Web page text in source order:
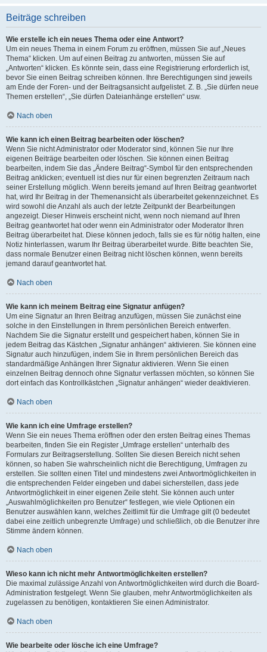
Beiträge schreiben
Wie erstelle ich ein neues Thema oder eine Antwort?
Um ein neues Thema in einem Forum zu eröffnen, müssen Sie auf „Neues
Thema“ klicken. Um auf einen Beitrag zu antworten, müssen Sie auf
„Antworten“ klicken. Es könnte sein, dass eine Registrierung erforderlich ist,
bevor Sie einen Beitrag schreiben können. Ihre Berechtigungen sind jeweils
am Ende der Foren- und der Beitragsansicht aufgelistet. Z. B. „Sie dürfen neue
Themen erstellen“, „Sie dürfen Dateianhänge erstellen“ usw.
Nach oben
Wie kann ich einen Beitrag bearbeiten oder löschen?
Wenn Sie nicht Administrator oder Moderator sind, können Sie nur Ihre
eigenen Beiträge bearbeiten oder löschen. Sie können einen Beitrag
bearbeiten, indem Sie das „Ändere Beitrag“-Symbol für den entsprechenden
Beitrag anklicken; eventuell ist dies nur für einen begrenzten Zeitraum nach
seiner Erstellung möglich. Wenn bereits jemand auf Ihren Beitrag geantwortet
hat, wird Ihr Beitrag in der Themenansicht als überarbeitet gekennzeichnet. Es
wird sowohl die Anzahl als auch der letzte Zeitpunkt der Bearbeitungen
angezeigt. Dieser Hinweis erscheint nicht, wenn noch niemand auf Ihren
Beitrag geantwortet hat oder wenn ein Administrator oder Moderator Ihren
Beitrag überarbeitet hat. Diese können jedoch, falls sie es für nötig halten, eine
Notiz hinterlassen, warum Ihr Beitrag überarbeitet wurde. Bitte beachten Sie,
dass normale Benutzer einen Beitrag nicht löschen können, wenn bereits
jemand darauf geantwortet hat.
Nach oben
Wie kann ich meinem Beitrag eine Signatur anfügen?
Um eine Signatur an Ihren Beitrag anzufügen, müssen Sie zunächst eine
solche in den Einstellungen in Ihrem persönlichen Bereich entwerfen.
Nachdem Sie die Signatur erstellt und gespeichert haben, können Sie in
jedem Beitrag das Kästchen „Signatur anhängen“ aktivieren. Sie können eine
Signatur auch hinzufügen, indem Sie in Ihrem persönlichen Bereich das
standardmäßige Anhängen Ihrer Signatur aktivieren. Wenn Sie einen
einzelnen Beitrag dennoch ohne Signatur verfassen möchten, so können Sie
dort einfach das Kontrollkästchen „Signatur anhängen“ wieder deaktivieren.
Nach oben
Wie kann ich eine Umfrage erstellen?
Wenn Sie ein neues Thema eröffnen oder den ersten Beitrag eines Themas
bearbeiten, finden Sie ein Register „Umfrage erstellen“ unterhalb des
Formulars zur Beitragserstellung. Sollten Sie diesen Bereich nicht sehen
können, so haben Sie wahrscheinlich nicht die Berechtigung, Umfragen zu
erstellen. Sie sollten einen Titel und mindestens zwei Antwortmöglichkeiten in
die entsprechenden Felder eingeben und dabei sicherstellen, dass jede
Antwortmöglichkeit in einer eigenen Zeile steht. Sie können auch unter
„Auswahlmöglichkeiten pro Benutzer“ festlegen, wie viele Optionen ein
Benutzer auswählen kann, welches Zeitlimit für die Umfrage gilt (0 bedeutet
dabei eine zeitlich unbegrenzte Umfrage) und schließlich, ob die Benutzer ihre
Stimme ändern können.
Nach oben
Wieso kann ich nicht mehr Antwortmöglichkeiten erstellen?
Die maximal zulässige Anzahl von Antwortmöglichkeiten wird durch die Board-
Administration festgelegt. Wenn Sie glauben, mehr Antwortmöglichkeiten als
zugelassen zu benötigen, kontaktieren Sie einen Administrator.
Nach oben
Wie bearbeite oder lösche ich eine Umfrage?